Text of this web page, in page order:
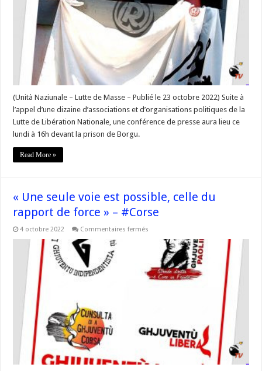
prison
de
Borgu
pour
demander
la
libération
des
prisonniers
politiques
#Corse
(Unità Naziunale – Lutte de Masse – Publié le 23 octobre 2022) Suite à
l’appel d’une dizaine d’associations et d’organisations politiques de la
Lutte de Libération Nationale, une conférence de presse aura lieu ce
lundi à 16h devant la prison de Borgu.
Read More »
« Une seule voie est possible, celle du
rapport de force » – #Corse
4 octobre 2022 Commentaires fermés
possible,
celle
du